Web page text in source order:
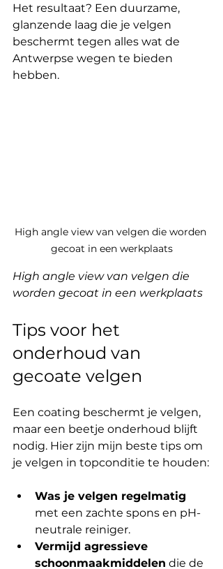
Het resultaat? Een duurzame,
glanzende laag die je velgen
beschermt tegen alles wat de
Antwerpse wegen te bieden
hebben.
High angle view van velgen die worden
gecoat in een werkplaats
High angle view van velgen die
worden gecoat in een werkplaats
Tips voor het
onderhoud van
gecoate velgen
Een coating beschermt je velgen,
maar een beetje onderhoud blijft
nodig. Hier zijn mijn beste tips om
je velgen in topconditie te houden:
Was je velgen regelmatig
met een zachte spons en pH-
neutrale reiniger.
Vermijd agressieve
schoonmaakmiddelen die de